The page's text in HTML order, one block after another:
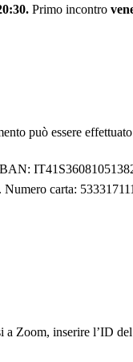
Primo incontro
può essere
Numero carta:
Zoom, inserire l’ID